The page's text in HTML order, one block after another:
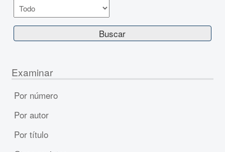
Examinar
Por número
Por autor
Por título